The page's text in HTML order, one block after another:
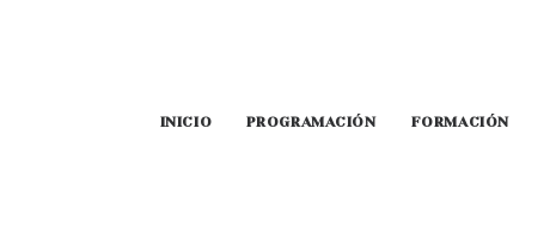
INICIO PROGRAMACIÓN FORMACIÓN